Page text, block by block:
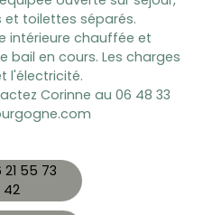
et toilettes séparés.
intérieure chauffée et
bail en cours. Les charges
l'électricité.
Corinne au 06 48 33
21 55 73
42